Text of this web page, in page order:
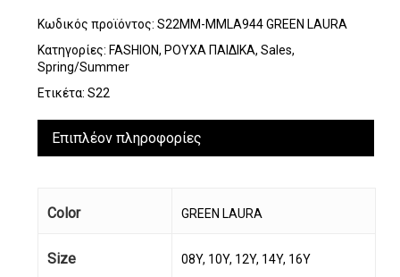
Κωδικός προϊόντος: S22MM-MMLA944 GREEN LAURA
Κατηγορίες: FASHION, ΡΟΥΧΑ ΠΑΙΔΙΚΑ, Sales,
Spring/Summer
Ετικέτα: S22
Επιπλέον πληροφορίες
Color GREEN LAURA
Size 08Y, 10Y, 12Y, 14Y, 16Y